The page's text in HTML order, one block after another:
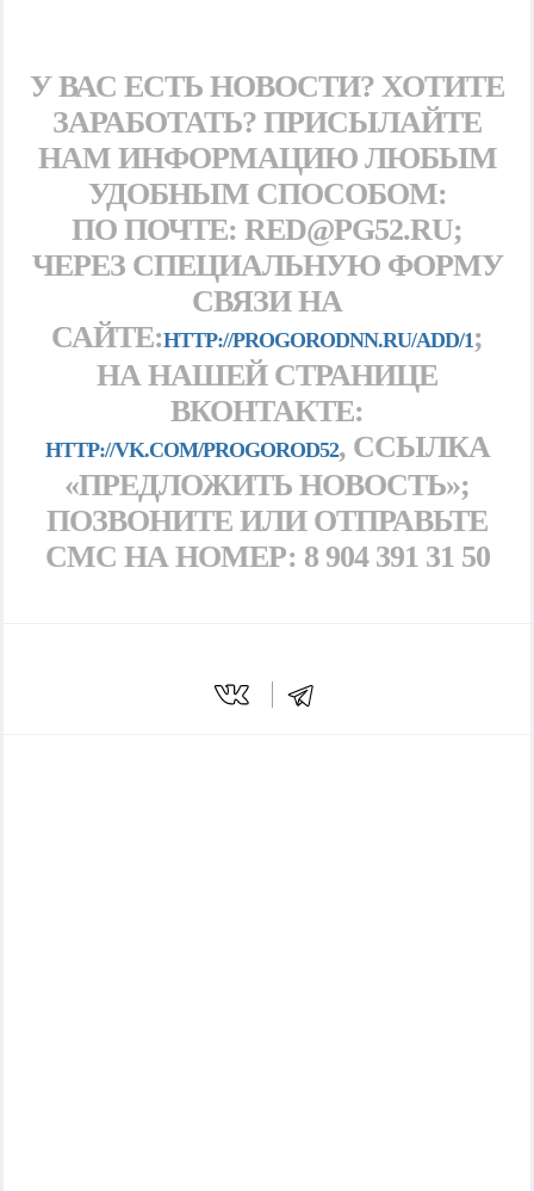
У ВАС ЕСТЬ НОВОСТИ? ХОТИТЕ
ЗАРАБОТАТЬ? ПРИСЫЛАЙТЕ
НАМ ИНФОРМАЦИЮ ЛЮБЫМ
УДОБНЫМ СПОСОБОМ:
ПО ПОЧТЕ: RED@PG52.RU;
ЧЕРЕЗ СПЕЦИАЛЬНУЮ ФОРМУ
СВЯЗИ НА
САЙТЕ:HTTP://PROGORODNN.RU/ADD/1;
НА НАШЕЙ СТРАНИЦЕ
ВКОНТАКТЕ:
HTTP://VK.COM/PROGOROD52, ССЫЛКА
«ПРЕДЛОЖИТЬ НОВОСТЬ»;
ПОЗВОНИТЕ ИЛИ ОТПРАВЬТЕ
СМС НА НОМЕР: 8 904 391 31 50